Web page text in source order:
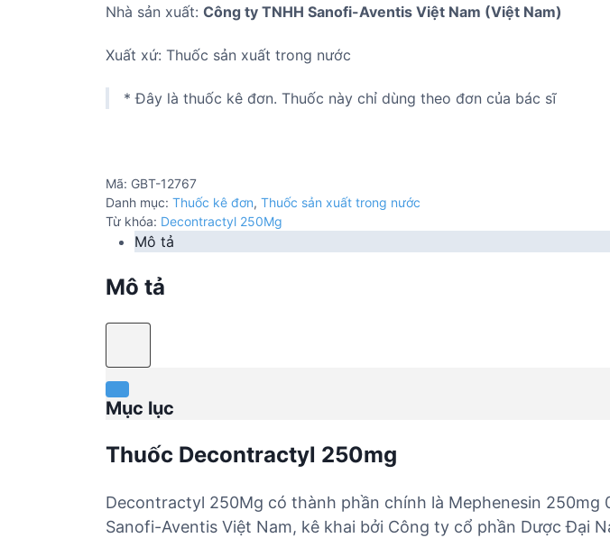
Nhà sản xuất: Công ty TNHH Sanofi-Aventis Việt Nam (Việt Nam)
Xuất xứ: Thuốc sản xuất trong nước
* Đây là thuốc kê đơn. Thuốc này chỉ dùng theo đơn của bác sĩ
Mã: GBT-12767
Danh mục: Thuốc kê đơn, Thuốc sản xuất trong nước
Từ khóa: Decontractyl 250Mg
Mô tả
Mô tả
Mục lục
Thuốc Decontractyl 250mg
Decontractyl 250Mg có thành phần chính là Mephenesin
Sanofi-Aventis Việt Nam, kê khai bởi Công ty cổ phần Dược Đại